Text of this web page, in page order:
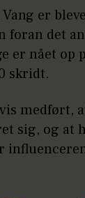
er
foran det
er nået op
skridt.
medført,
sig, og at